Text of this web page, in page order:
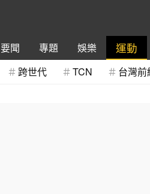
要聞 專題 娛樂 運動
跨世代 TCN 台灣前